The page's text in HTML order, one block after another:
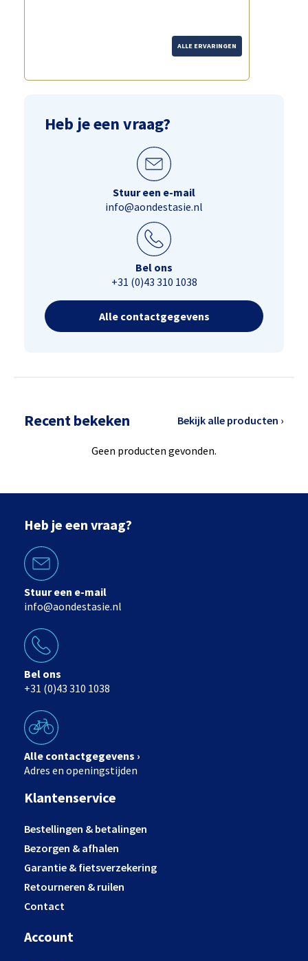
ALLE ERVARINGEN
Heb je een vraag?
Stuur een e-mail
info@aondestasie.nl
Bel ons
+31 (0)43 310 1038
Alle contactgegevens
Recent bekeken Bekijk alle producten ›
Geen producten gevonden.
Heb je een vraag?
Stuur een e-mail
info@aondestasie.nl
Bel ons
+31 (0)43 310 1038
Alle contactgegevens ›
Adres en openingstijden
Klantenservice
Bestellingen & betalingen
Bezorgen & afhalen
Garantie & fietsverzekering
Retourneren & ruilen
Contact
Account